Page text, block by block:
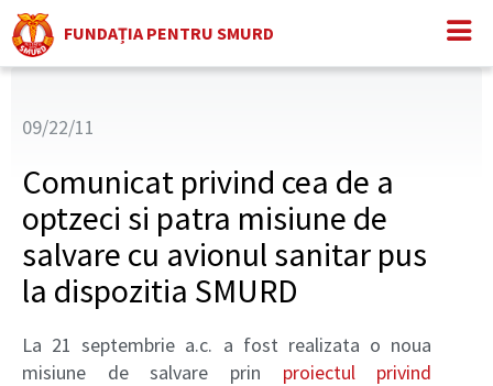
FUNDAȚIA PENTRU SMURD
09/22/11
Comunicat privind cea de a
optzeci si patra misiune de
salvare cu avionul sanitar pus
la dispozitia SMURD
La 21 septembrie a.c. a fost realizata o noua
misiune de salvare prin proiectul privind